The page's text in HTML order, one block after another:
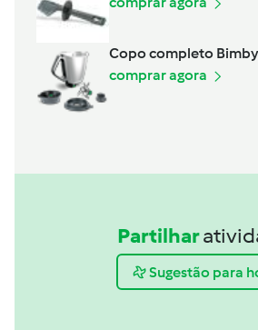
Copo completo
comprar agora
Partilhar
Sugestão para